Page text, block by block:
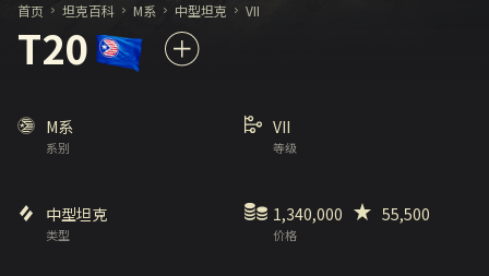
首页 坦克百科 M系 中型坦克 VII
T20
系别
M系
等级
VII
类型
中型坦克
价格
1,340,000 55,500